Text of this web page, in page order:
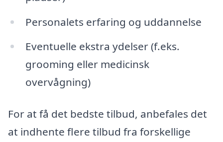
Personalets erfaring og uddannelse
Eventuelle ekstra ydelser (f.eks.
grooming eller medicinsk
overvågning)
For at få det bedste tilbud, anbefales det
at indhente flere tilbud fra forskellige